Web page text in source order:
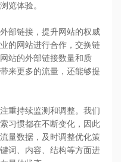
览体验。
部链接，提升网站的权威
的网站进行合作，交换链
站的外部链接数量和质
来更多的流量，还能够提
重持续监测和调整。我们
习惯都在不断变化，因此
量数据，及时调整优化策
词、内容、结构等方面进